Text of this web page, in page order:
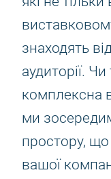
знаходять
аудиторії.
комплексна
ми
простору, що
вашої